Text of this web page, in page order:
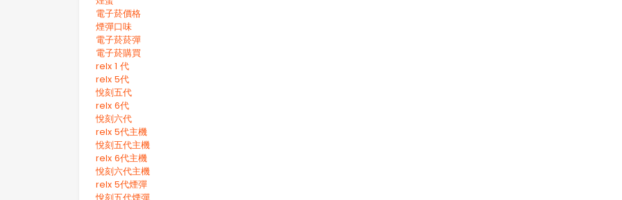
電子菸價格
煙彈口味
電子菸菸彈
電子菸購買
relx 1 代
relx 5代
悅刻五代
relx 6代
悅刻六代
relx 5代主機
悅刻五代主機
relx 6代主機
悅刻六代主機
relx 5代煙彈